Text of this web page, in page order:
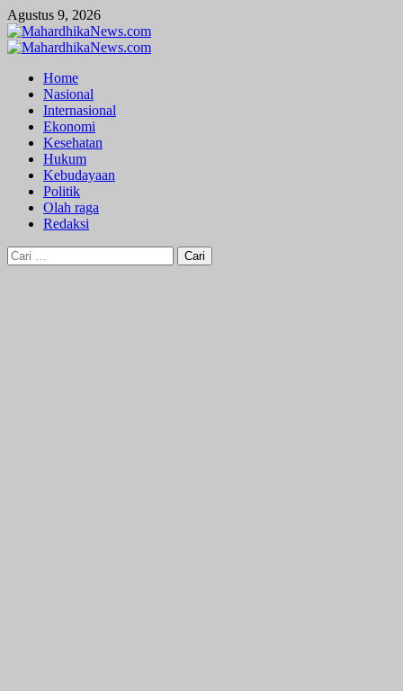
Skip
to
content
Agustus 9, 2026
Primary
Home
Nasional
Internasional
Ekonomi
Kesehatan
Hukum
Kebudayaan
Politik
Olah raga
Redaksi
Cari
untuk: